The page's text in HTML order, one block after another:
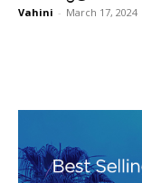
Vahini - March 17, 2024